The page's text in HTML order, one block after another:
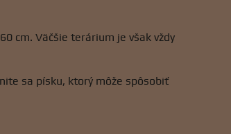
cm. Väčšie terárium je však vždy
sa písku, ktorý môže spôsobiť